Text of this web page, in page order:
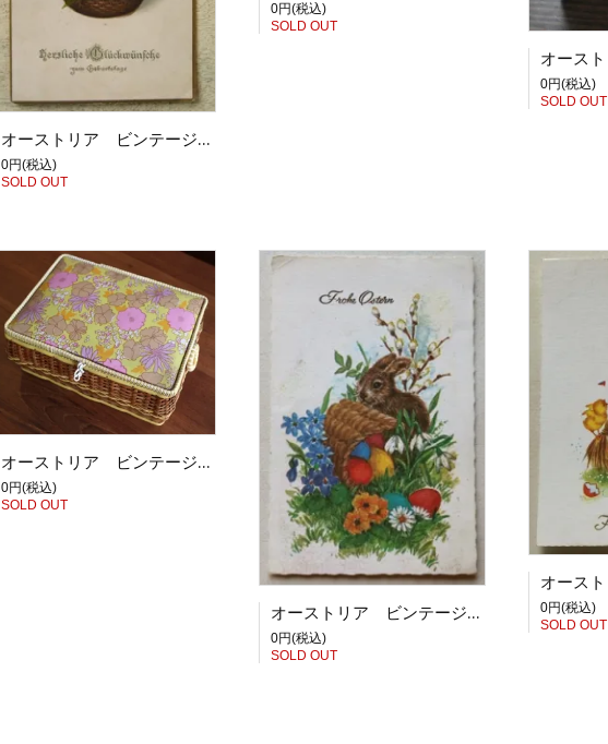
オーストリア ビンテージポストカード すずらんの花かご
0円(税込)
SOLD OUT
0円(税込)
SOLD OUT
0円(税込)
SOLD OUT
オーストリア ビンテージソーイングボックス YE
0円(税込)
SOLD OUT
オーストリア ビンテージイースターカード うさぎとかごの中のイースターエッグ 1980年
0円(税込)
SOLD OUT
0円(税込)
SOLD OUT